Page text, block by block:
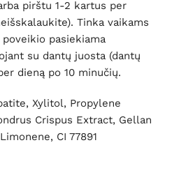
pirštu 1-2 kartus per
Tinka vaikams
pasiekiama
su dantų juosta (dantų
dieną po 10 minučių.
Xylitol, Propylene
Crispus Extract, Gellan
CI 77891